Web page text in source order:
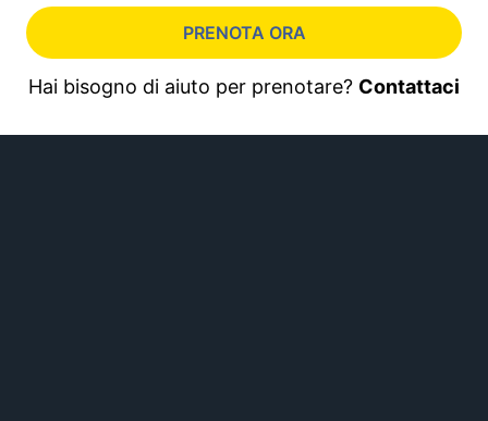
Schiopparello. L’escursione duramezza giornatae
include una
degustazione finalepresso l’
Agriturismo
Terra e Cuore
, dove potrai assaggiare i prodotti tipici
dell’isola.
From
€70/ Adulto
From
€70/ Bambino
PRENOTA ORA
Hai bisogno di aiuto per prenotare? Contattaci